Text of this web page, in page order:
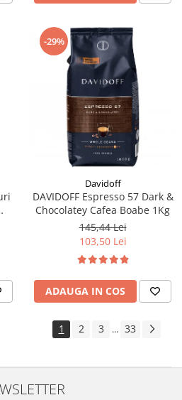
-29%
Davidoff
DAVIDOFF Espresso 57 Dark &
Chocolatey Cafea Boabe 1Kg
145,44 Lei
103,50 Lei
ADAUGA IN COS
1 2 3 ... 33